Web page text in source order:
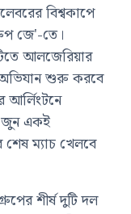
বিশ্বকাপে
জে'-তে।
আলজেরিয়ার
অভিযান শুরু করবে
আর্লিংটনে
জুন একই
শেষ ম্যাচ খেলবে
শীর্ষ দুটি দল